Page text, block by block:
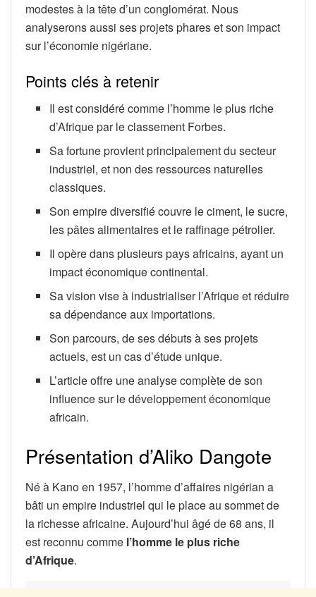
modestes à la tête d’un conglomérat. Nous
analyserons aussi ses projets phares et son impact
sur l’économie nigériane.
Points clés à retenir
Il est considéré comme l’homme le plus riche
d’Afrique par le classement Forbes.
Sa fortune provient principalement du secteur
industriel, et non des ressources naturelles
classiques.
Son empire diversifié couvre le ciment, le sucre,
les pâtes alimentaires et le raffinage pétrolier.
Il opère dans plusieurs pays africains, ayant un
impact économique continental.
Sa vision vise à industrialiser l’Afrique et réduire
sa dépendance aux importations.
Son parcours, de ses débuts à ses projets
actuels, est un cas d’étude unique.
L’article offre une analyse complète de son
influence sur le développement économique
africain.
Présentation d’Aliko Dangote
Né à Kano en 1957, l’homme d’affaires nigérian a
bâti un empire industriel qui le place au sommet de
la richesse africaine. Aujourd’hui âgé de 68 ans, il
est reconnu comme l’homme le plus riche
d’Afrique.